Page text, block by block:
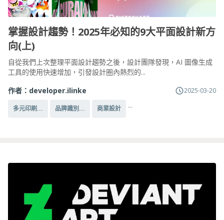
掌握設計趨勢！2025年必知的9大平面設計新方
向(上)
自從我們上次整理平面設計趨勢之後，設計團隊發現，AI 圖像生成
工具的使用快速增加，引發設計圈內熱烈的...
作者： developer.ilinke 2025-03-20
多元印刷... 品牌識別... 商業設計 ...